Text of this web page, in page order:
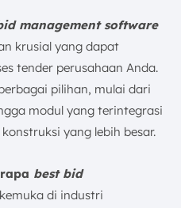
management software
krusial yang dapat
tender perusahaan Anda.
pilihan, mulai dari
modul yang terintegrasi
yang lebih besar.
best bid
di industri